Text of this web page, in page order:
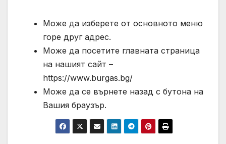
Може да изберете от основното меню
горе друг адрес.
Може да посетите главната страница
на нашият сайт –
https://www.burgas.bg/
Може да се върнете назад с бутона на
Вашия браузър.